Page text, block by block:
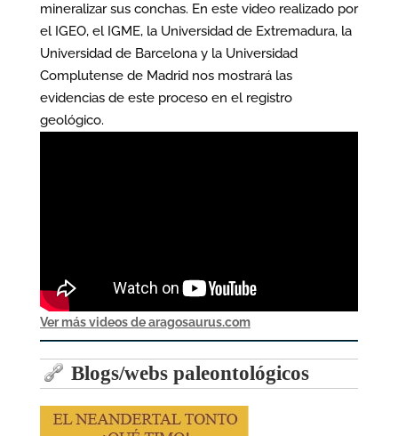
mineralizar sus conchas. En este video realizado por
el IGEO, el IGME, la Universidad de Extremadura, la
Universidad de Barcelona y la Universidad
Complutense de Madrid nos mostrará las
evidencias de este proceso en el registro
geológico.
Ver más videos de aragosaurus.com
Blogs/webs paleontológicos